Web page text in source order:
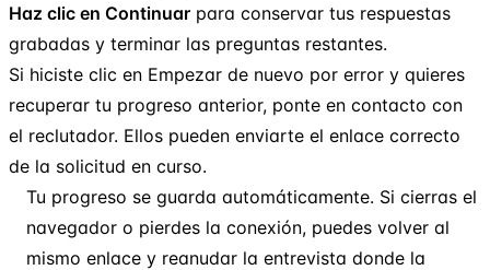
Haz clic en Continuar para conservar tus respuestas
grabadas y terminar las preguntas restantes.
Si hiciste clic en Empezar de nuevo por error y quieres
recuperar tu progreso anterior, ponte en contacto con
el reclutador. Ellos pueden enviarte el enlace correcto
de la solicitud en curso.
Tu progreso se guarda automáticamente. Si cierras el
navegador o pierdes la conexión, puedes volver al
mismo enlace y reanudar la entrevista donde la